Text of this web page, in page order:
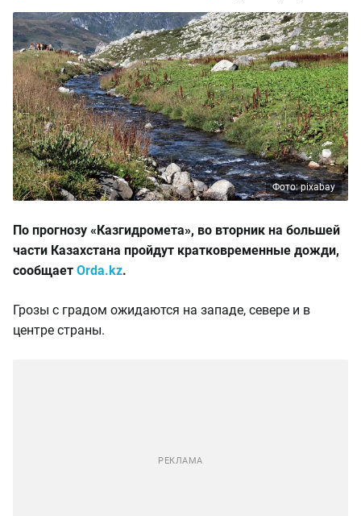
Фото: pixabay
По прогнозу «Казгидромета», во вторник на большей
части Казахстана пройдут кратковременные дожди,
сообщает Orda.kz.
Грозы с градом ожидаются на западе, севере и в
центре страны.